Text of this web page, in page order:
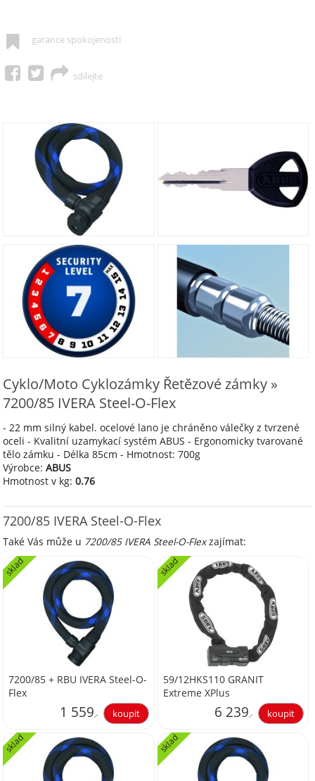
garance spokojenosti
sdílejte
Cyklo/Moto Cyklozámky Řetězové zámky »
7200/85 IVERA Steel-O-Flex
- 22 mm silný kabel. ocelové lano je chráněno válečky z tvrzené
oceli - Kvalitní uzamykací systém ABUS - Ergonomicky tvarované
tělo zámku - Délka 85cm - Hmotnost: 700g
Výrobce:ABUS
Hmotnost v kg:0.76
7200/85 IVERA Steel-O-Flex
Také Vás může u 7200/85 IVERA Steel-O-Flexzajímat:
7200/85 + RBU IVERA Steel-O-
Flex
sklad
1 559,-
1 288,43
59/12HKS110 GRANIT
Extreme XPlus
sklad
6 239,-
5 156,20
sklad sklad